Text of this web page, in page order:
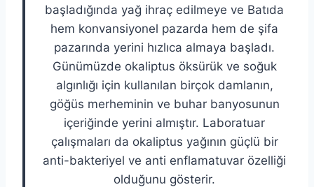
başladığında yağ ihraç edilmeye ve Batıda
hem konvansiyonel pazarda hem de şifa
pazarında yerini hızlıca almaya başladı.
Günümüzde okaliptus öksürük ve soğuk
algınlığı için kullanılan birçok damlanın,
göğüs merheminin ve buhar banyosunun
içeriğinde yerini almıştır. Laboratuar
çalışmaları da okaliptus yağının güçlü bir
anti-bakteriyel ve anti enflamatuvar özelliği
olduğunu gösterir.